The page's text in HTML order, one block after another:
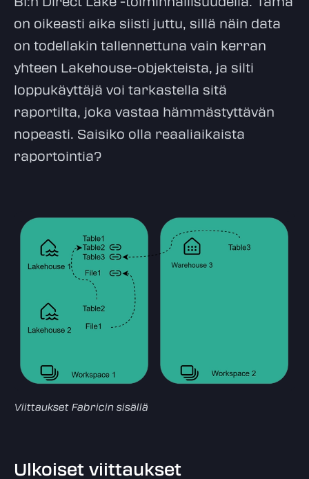
on oikeasti aika siisti juttu, sillä näin data
on todellakin tallennettuna vain kerran
yhteen Lakehouse-objekteista, ja silti
loppukäyttäjä voi tarkastella sitä
raportilta, joka vastaa hämmästyttävän
nopeasti. Saisiko olla reaaliaikaista
raportointia?
Viittaukset Fabricin sisällä
Ulkoiset viittaukset